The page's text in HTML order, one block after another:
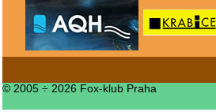
© 2005 ÷ 2026 Fox-klub Praha